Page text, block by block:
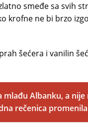
smeđe sa svih
krofne ne bi brzo
šećera i vanilin
mlađu Albanku, a nije
rečenica